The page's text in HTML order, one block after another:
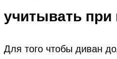
учитывать при
Для того чтобы диван